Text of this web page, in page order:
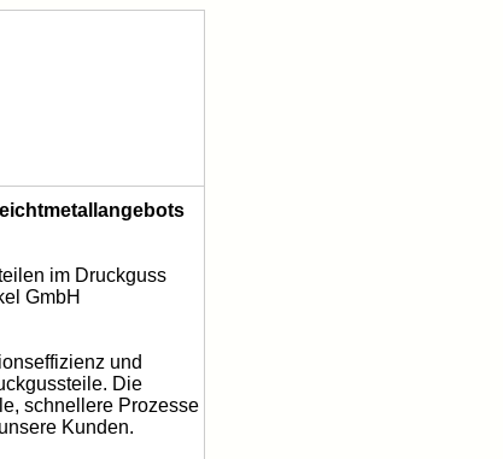
im Druckguss
GmbH
und
Die
schnellere Prozesse
Kunden.